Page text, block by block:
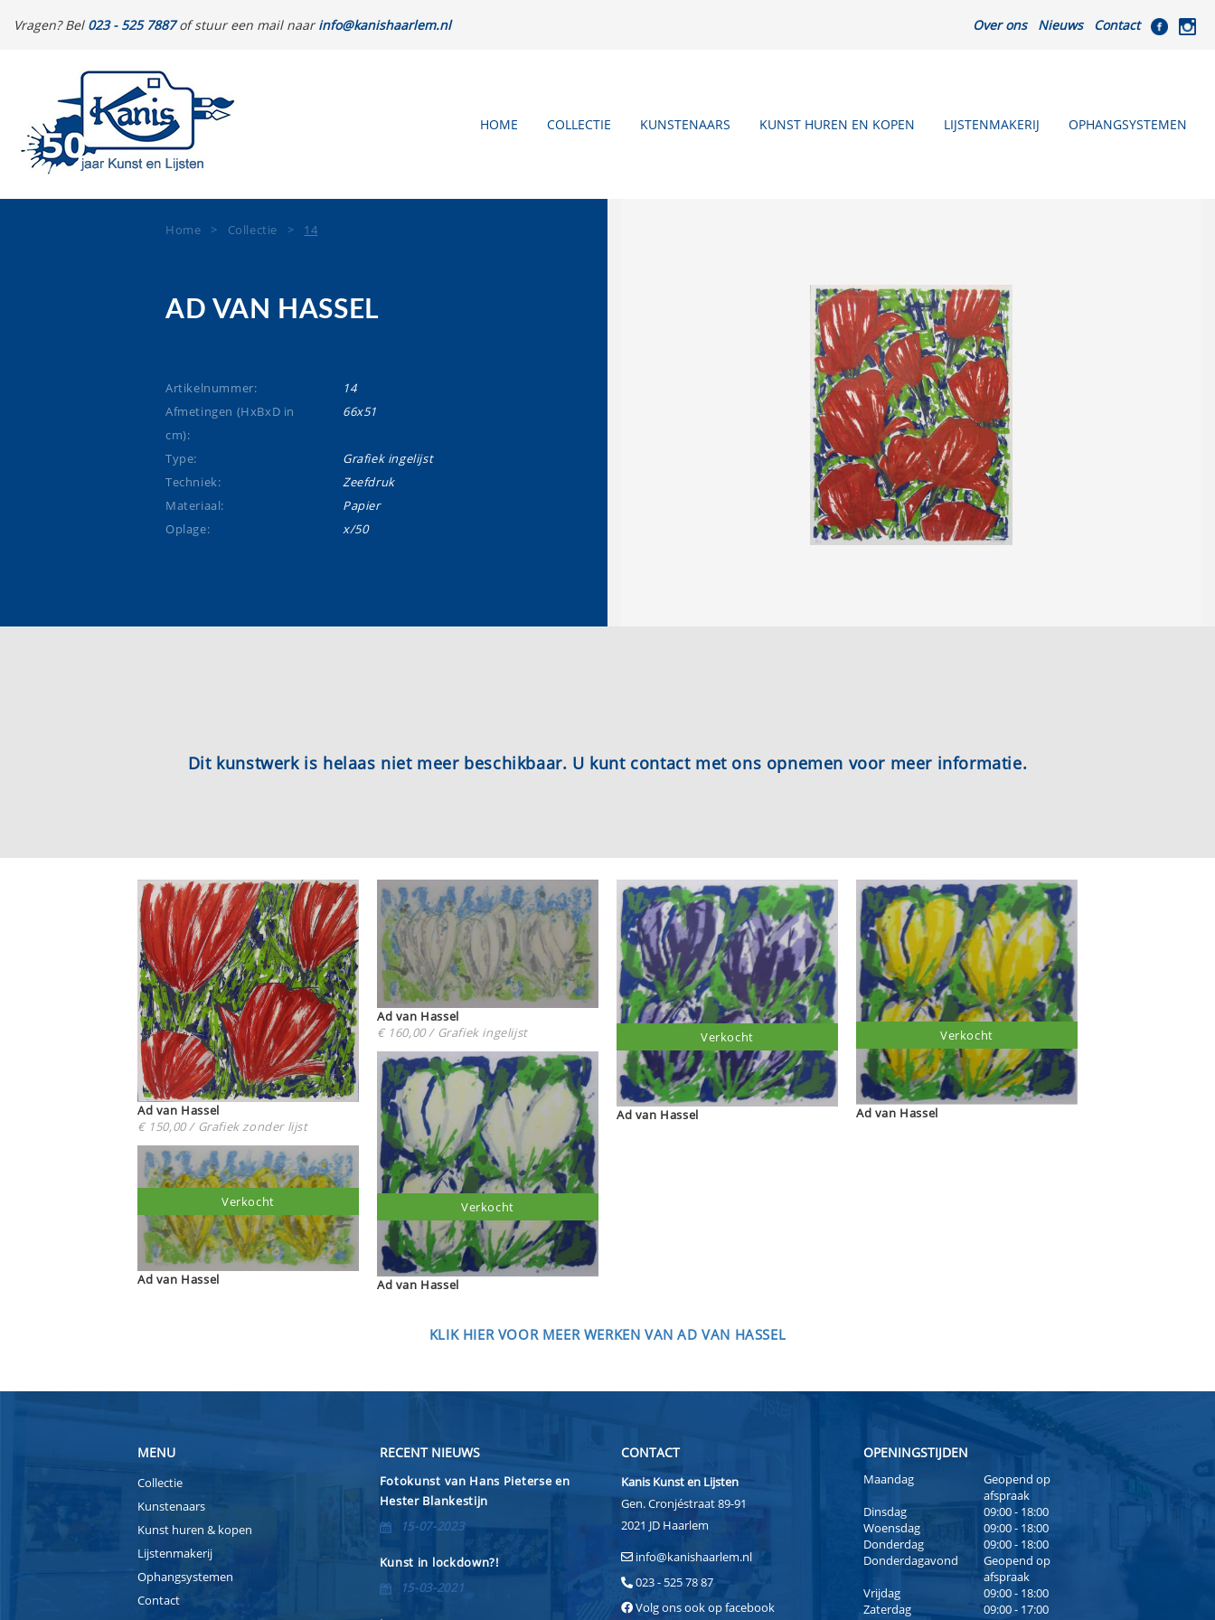
Vragen? Bel 023 - 525 7887of stuur een mail naarinfo@kanishaarlem.nl Over ons Nieuws Contact
HOME COLLECTIE KUNSTENAARS KUNST HUREN EN KOPEN LIJSTENMAKERIJ OPHANGSYSTEMEN
Home > Collectie > 14
AD VAN HASSEL
Artikelnummer:
14
Afmetingen (HxBxD in
cm):
66x51
Type:
Grafiek ingelijst
Techniek:
Zeefdruk
Materiaal:
Papier
Oplage:
x/50
Dit kunstwerk is helaas niet meer beschikbaar. U kunt contact met ons opnemen voor meer informatie.
Ad van Hassel
€ 150,00 / Grafiek zonder lijst
Ad van Hassel
Verkocht
Ad van Hassel
€ 160,00 / Grafiek ingelijst
Ad van Hassel
Verkocht
Ad van Hassel
Verkocht
Ad van Hassel
Verkocht
KLIK HIER VOOR MEER WERKEN VAN AD VAN HASSEL
MENU
Collectie
Kunstenaars
Kunst huren & kopen
Lijstenmakerij
Ophangsystemen
Contact
RECENT NIEUWS
Fotokunst van Hans Pieterse en
Hester Blankestijn
15-07-2023
Kunst in lockdown?!
15-03-2021
CONTACT
Kanis Kunst en Lijsten
Gen. Cronjéstraat 89-91
2021 JD Haarlem
info@kanishaarlem.nl
023 - 525 78 87
Volg ons ook op facebook
OPENINGSTIJDEN
Maandag
Geopend op
afspraak
Dinsdag
09:00 - 18:00
Woensdag
09:00 - 18:00
Donderdag
09:00 - 18:00
Donderdagavond
Geopend op
afspraak
Vrijdag
09:00 - 18:00
Zaterdag
09:00 - 17:00